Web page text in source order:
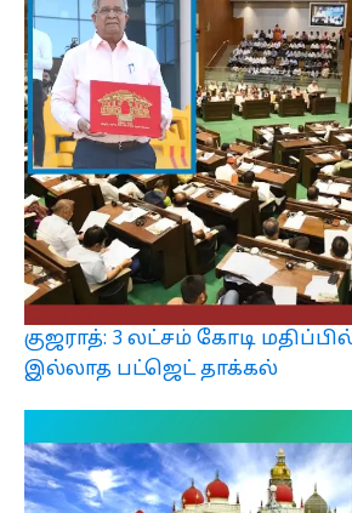
குஜராத்: 3 லட்சம் கோடி
இல்லாத பட்ஜெட் தாக்கல்